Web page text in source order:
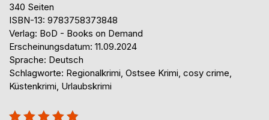
340 Seiten
ISBN-13: 9783758373848
Verlag: BoD - Books on Demand
Erscheinungsdatum: 11.09.2024
Sprache: Deutsch
Schlagworte: Regionalkrimi, Ostsee Krimi, cosy crime,
Küstenkrimi, Urlaubskrimi
Bewertung::